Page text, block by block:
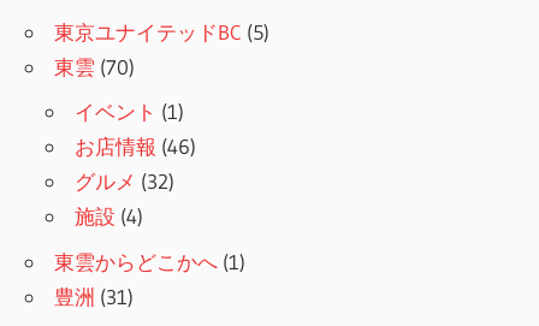
東京ユナイテッドBC (5)
東雲 (70)
イベント (1)
お店情報 (46)
グルメ (32)
施設 (4)
東雲からどこかへ (1)
豊洲 (31)